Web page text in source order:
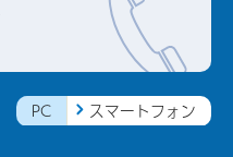
PC スマートフォン